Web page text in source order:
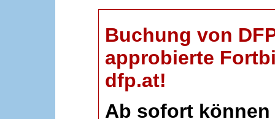
Buchung von
approbierte
dfp.at!
Ab sofort können